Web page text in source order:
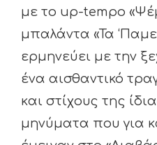
με το up-tempo
μπαλάντα «Τα
ερμηνεύει με την
ένα αισθαντικό
και στίχους της
μηνύματα που για